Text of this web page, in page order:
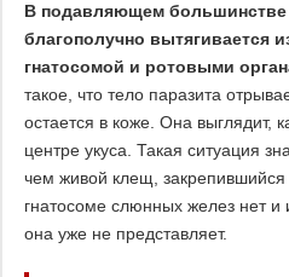
В подавляющем большинстве
благополучно вытягивается
гнатосомой и ротовыми
такое, что тело паразита
остается в коже. Она выглядит,
центре укуса. Такая ситуация
чем живой клещ, закрепившийся
гнатосоме слюнных желез нет
она уже не представляет.